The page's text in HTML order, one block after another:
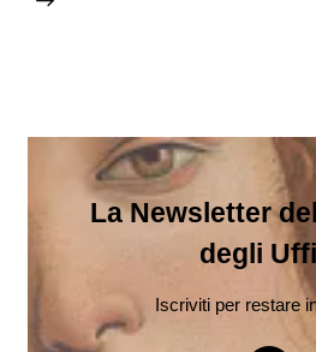
La Newsletter
degli
Iscriviti per restare